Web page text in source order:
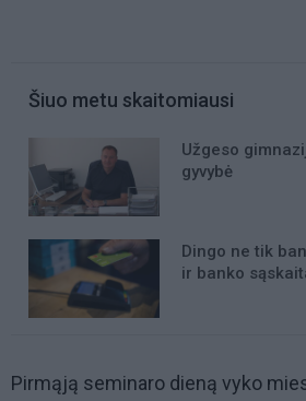
Šiuo metu skaitomiausi
Užgeso
gyvybė
Dingo ne tik
ir banko
Pirmąją seminaro dieną vyko